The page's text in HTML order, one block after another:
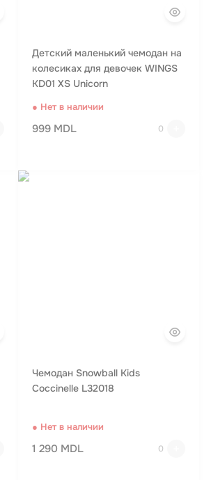
Детский маленький чемодан на
колесиках для девочек WINGS
KD01 XS Unicorn
● Нет в наличии
999 MDL 0
Чемодан Snowball Kids
Coccinelle L32018
● Нет в наличии
1 290 MDL 0